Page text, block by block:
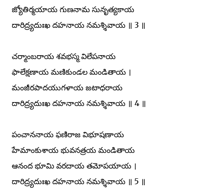
జ్యోతిర్మయాయ గుణనామ సునృత్యకాయ
దారిద్ర్యదుఃఖ దహనాయ నమశ్శివాయ ॥ 3 ॥
చర్మాంబరాయ శవభస్మ విలేపనాయ
ఫాలేక్షణాయ మణికుండల మండితాయ ।
మంజీరపాదయుగళాయ జటాధరాయ
దారిద్ర్యదుఃఖ దహనాయ నమశ్శివాయ ॥ 4 ॥
పంచాననాయ ఫణిరాజ విభూషణాయ
హేమాంకుశాయ భువనత్రయ మండితాయ
ఆనంద భూమి వరదాయ తమోపయాయ ।
దారిద్ర్యదుఃఖ దహనాయ నమశ్శివాయ ॥ 5 ॥